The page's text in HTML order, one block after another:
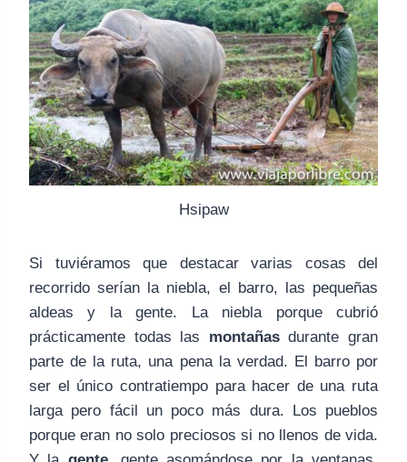
Hsipaw
Si tuviéramos que destacar varias cosas del
recorrido serían la niebla, el barro, las pequeñas
aldeas y la gente. La niebla porque cubrió
prácticamente todas las montañasdurante gran
parte de la ruta, una pena la verdad. El barro por
ser el único contratiempo para hacer de una ruta
larga pero fácil un poco más dura. Los pueblos
porque eran no solo preciosos si no llenos de vida.